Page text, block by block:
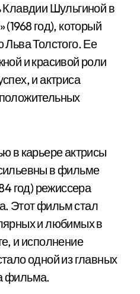
Клавдии Шульгиной в
год), который
Толстого. Ее
и красивой роли
и актриса
в карьере актрисы
в фильме
год) режиссера
Этот фильм стал
и любимых в
и исполнение
одной из главных
фильма.